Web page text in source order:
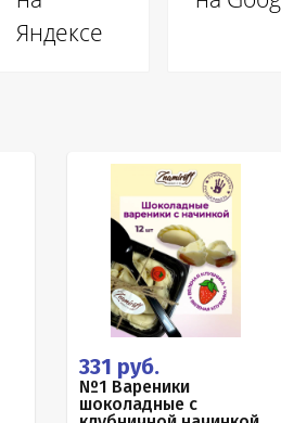
331 руб.
№1 Вареники
шоколадные с